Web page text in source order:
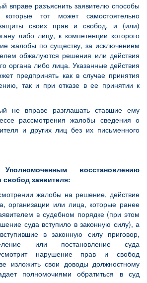
вправе разъяснить заявителю способы
тот может самостоятельно
своих прав и свобод, и (или)
либо лицу, к компетенции которого
жалобы по существу, за исключением
обжалуются решения или действия
органа либо лица. Указанные действия
предпринять как в случае принятия
так и при отказе в ее принятии к
не вправе разглашать ставшие ему
рассмотрения жалобы сведения о
и других лиц без их письменного
восстановлению
заявителя:
жалобы на решение, действие
организации или лица, которые ранее
в судебном порядке (при этом
суда вступило в законную силу), а
в законную силу приговор,
или постановление суда
нарушение прав и свобод
изложить свои доводы должностному
полномочиями обратиться в суд